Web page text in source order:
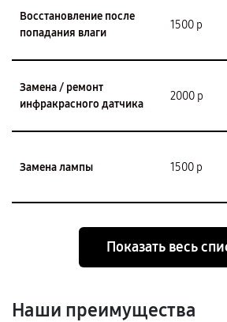
Восстановление после
попадания влаги
1500 р
Замена / ремонт
инфракрасного датчика
2000 р
Замена лампы 1500 р
Показать весь
Наши преимущества